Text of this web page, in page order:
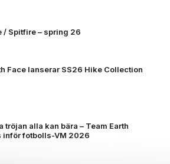
/ Spitfire – spring 26
Face lanserar SS26 Hike Collection
tröjan alla kan bära – Team Earth
inför fotbolls-VM 2026